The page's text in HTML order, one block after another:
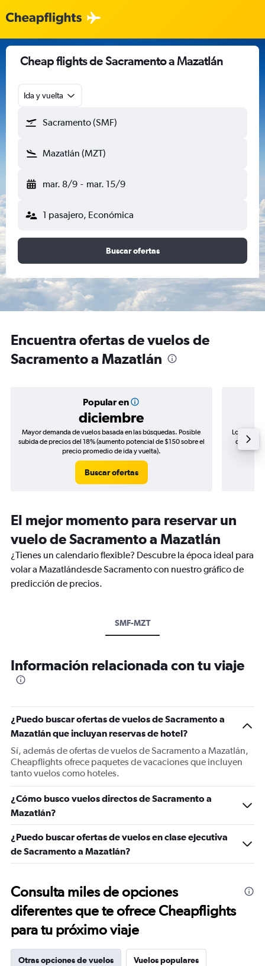
Cheap flights de Sacramento a Mazatlán
Ida y vuelta
Sacramento (SMF)
Mazatlán (MZT)
mar. 8/9 - mar. 15/9
1 pasajero, Económica
Buscar ofertas
Encuentra ofertas de vuelos de
Sacramento a Mazatlán
Popular en
diciembre
Mayor demanda de vuelos basada en las búsquedas. Posible
subida de precios del 18% (aumento potencial de $150 sobre el
precio promedio de ida y vuelta).
Buscar ofertas
Los
de
El mejor momento para reservar un
vuelo de Sacramento a Mazatlán
¿Tienes un calendario flexible? Descubre la época ideal para
volar a Mazatlándesde Sacramento con nuestro gráfico de
predicción de precios.
SMF-MZT
Información relacionada con tu viaje
¿Puedo buscar ofertas de vuelos de Sacramento a
Mazatlán que incluyan reservas de hotel?
Sí, además de ofertas de vuelos de Sacramento a Mazatlán,
Cheapflights ofrece paquetes de vacaciones que incluyen
tanto vuelos como hoteles.
¿Cómo busco vuelos directos de Sacramento a
Mazatlán?
¿Puedo buscar ofertas de vuelos en clase ejecutiva
de Sacramento a Mazatlán?
Consulta miles de opciones
diferentes que te ofrece Cheapflights
para tu próximo viaje
Otras opciones de vuelos Vuelos populares